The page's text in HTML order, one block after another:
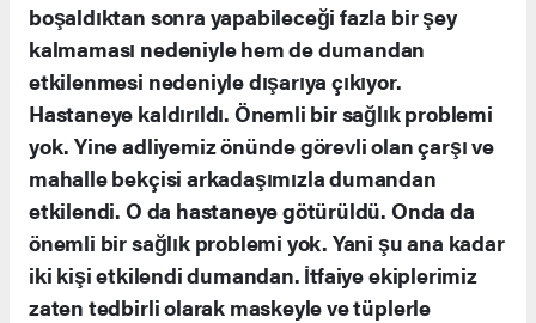
boşaldıktan sonra yapabileceği fazla bir şey
kalmaması nedeniyle hem de dumandan
etkilenmesi nedeniyle dışarıya çıkıyor.
Hastaneye kaldırıldı. Önemli bir sağlık problemi
yok. Yine adliyemiz önünde görevli olan çarşı ve
mahalle bekçisi arkadaşımızla dumandan
etkilendi. O da hastaneye götürüldü. Onda da
önemli bir sağlık problemi yok. Yani şu ana kadar
iki kişi etkilendi dumandan. İtfaiye ekiplerimiz
zaten tedbirli olarak maskeyle ve tüplerle